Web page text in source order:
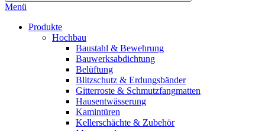
Menü
Produkte
Hochbau
Baustahl & Bewehrung
Bauwerksabdichtung
Belüftung
Blitzschutz & Erdungsbänder
Gitterroste & Schmutzfangmatten
Hausentwässerung
Kamintüren
Kellerschächte & Zubehör